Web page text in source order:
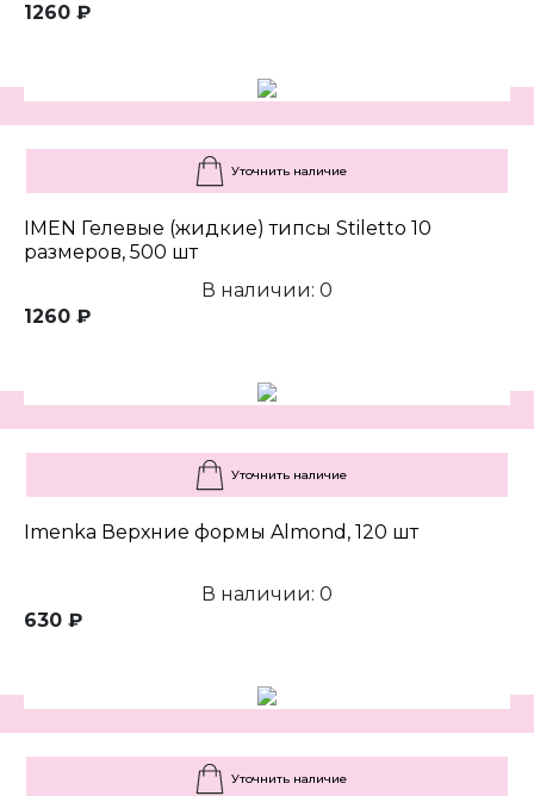
1260 ₽
Уточнить наличие
IMEN Гелевые (жидкие) типсы Stiletto 10
размеров, 500 шт
В наличии: 0
1260 ₽
Уточнить наличие
Imenka Верхние формы Almond, 120 шт
В наличии: 0
630 ₽
Уточнить наличие